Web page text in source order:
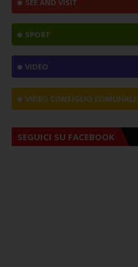
SEE AND VISIT
SPORT
VIDEO
VIDEO CONSIGLIO COMUNALE
SEGUICI SU FACEBOOK